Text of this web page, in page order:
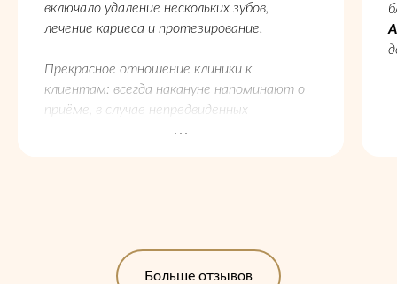
включало удаление нескольких зубов,
лечение кариеса и протезирование.
Прекрасное отношение клиники к
клиентам: всегда накануне напоминают о
приёме, в случае непредвиденных
обстоятельств стараются подобрать
Больше отзывов